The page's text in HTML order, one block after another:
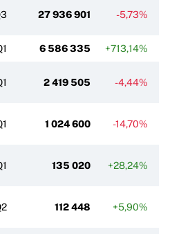
27 936 901 -5,73%
6 586 335 +713,14%
2 419 505 -4,44%
1 024 600 -14,70%
135 020 +28,24%
112 448 +5,90%